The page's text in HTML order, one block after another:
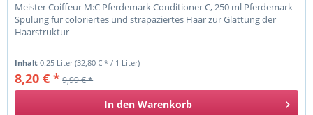
Meister Coiffeur M:C Pferdemark Conditioner C, 250 ml Pferdemark-
Spülung für coloriertes und strapaziertes Haar zur Glättung der
Haarstruktur
Inhalt0.25 Liter(32,80 € * / 1 Liter)
8,20 € *9,99 € *
In den Warenkorb